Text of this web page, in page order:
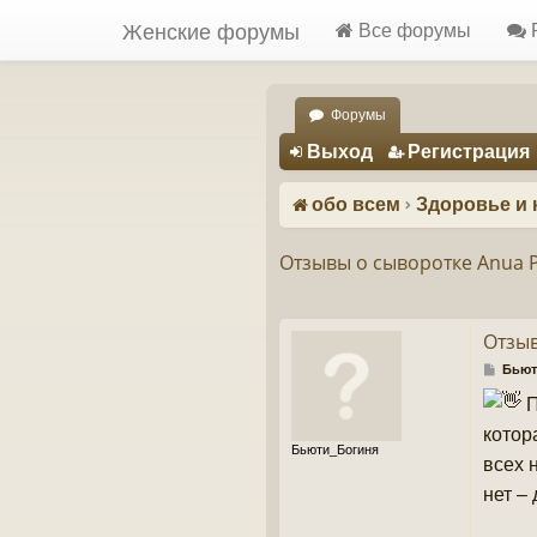
Женские форумы Все форумы
Регистрация
Форумы
Выход Регистрация
обо всем Здоровье и
Отзывы о сыворотке Anua
Бьюти_Богиня
С
о
о
щ
е
н
и
всех
нет –